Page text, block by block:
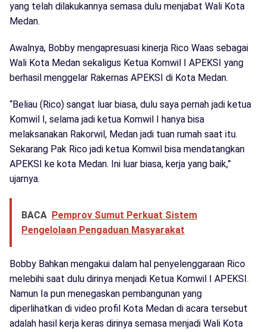
yang telah dilakukannya semasa dulu menjabat Wali Kota
Medan.
Awalnya, Bobby mengapresuasi kinerja Rico Waas sebagai
Wali Kota Medan sekaligus Ketua Komwil I APEKSI yang
berhasil menggelar Rakernas APEKSI di Kota Medan.
“Beliau (Rico) sangat luar biasa, dulu saya pernah jadi ketua
Komwil I, selama jadi ketua Komwil I hanya bisa
melaksanakan Rakorwil, Medan jadi tuan rumah saat itu.
Sekarang Pak Rico jadi ketua Komwil bisa mendatangkan
APEKSI ke kota Medan. Ini luar biasa, kerja yang baik,”
ujarnya.
BACA Pemprov Sumut Perkuat Sistem
Pengelolaan Pengaduan Masyarakat
Bobby Bahkan mengakui dalam hal penyelenggaraan Rico
melebihi saat dulu dirinya menjadi Ketua Komwil I APEKSI.
Namun Ia pun menegaskan pembangunan yang
diperlihatkan di video profil Kota Medan di acara tersebut
adalah hasil kerja keras dirinya semasa menjadi Wali Kota